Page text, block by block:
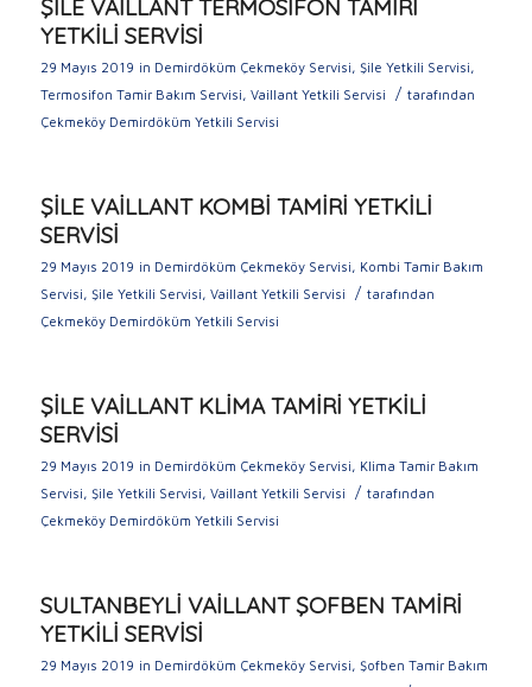
ŞİLE VAİLLANT TERMOSİFON TAMİRİ
YETKİLİ SERVİSİ
29 Mayıs 2019 in Demirdöküm Çekmeköy Servisi, Şile Yetkili Servisi,
Termosifon Tamir Bakım Servisi, Vaillant Yetkili Servisi / tarafından
Çekmeköy Demirdöküm Yetkili Servisi
ŞİLE VAİLLANT KOMBİ TAMİRİ YETKİLİ
SERVİSİ
29 Mayıs 2019 in Demirdöküm Çekmeköy Servisi, Kombi Tamir Bakım
Servisi, Şile Yetkili Servisi, Vaillant Yetkili Servisi / tarafından
Çekmeköy Demirdöküm Yetkili Servisi
ŞİLE VAİLLANT KLİMA TAMİRİ YETKİLİ
SERVİSİ
29 Mayıs 2019 in Demirdöküm Çekmeköy Servisi, Klima Tamir Bakım
Servisi, Şile Yetkili Servisi, Vaillant Yetkili Servisi / tarafından
Çekmeköy Demirdöküm Yetkili Servisi
SULTANBEYLİ VAİLLANT ŞOFBEN TAMİRİ
YETKİLİ SERVİSİ
29 Mayıs 2019 in Demirdöküm Çekmeköy Servisi, Şofben Tamir Bakım